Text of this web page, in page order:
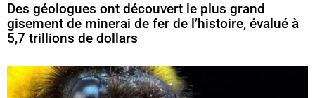
Des géologues ont découvert le plus grand
gisement de minerai de fer de l’histoire, évalué à
5,7 trillions de dollars